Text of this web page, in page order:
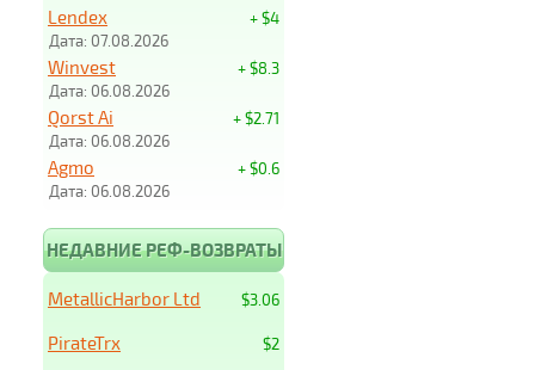
+ $4
Lendex
Дата: 07.08.2026
+ $8.3
Winvest
Дата: 06.08.2026
+ $2.71
Qorst Ai
Дата: 06.08.2026
+ $0.6
Agmo
Дата: 06.08.2026
НЕДАВНИЕ РЕФ-ВОЗВРАТЫ
$3.06
MetallicHarbor Ltd
$2
PirateTrx